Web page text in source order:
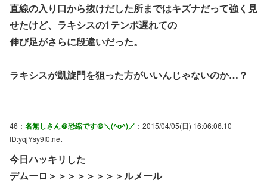
直線の入り口から抜けだした所まではキズナだって強く見
せたけど、ラキシスの1テンポ遅れての
伸び足がさらに段違いだった。
ラキシスが凱旋門を狙った方がいいんじゃないのか…？
46： 名無しさん＠恐縮です＠＼(^o^)／ ：2015/04/05(日) 16:06:06.10
ID:yqjYsy9I0.net
今日ハッキリした
デムーロ＞＞＞＞＞＞＞＞ルメール